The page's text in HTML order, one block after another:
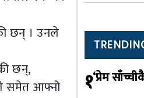
छन् । उनले
छन्,
समेत आफ्नो
१‘प्रेम